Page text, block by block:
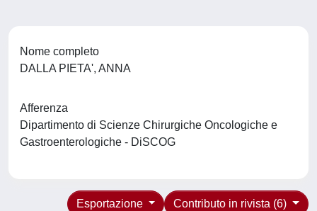
Nome completo
DALLA PIETA', ANNA
Afferenza
Dipartimento di Scienze Chirurgiche Oncologiche e
Gastroenterologiche - DiSCOG
Contributo in rivista (6)
Esportazione